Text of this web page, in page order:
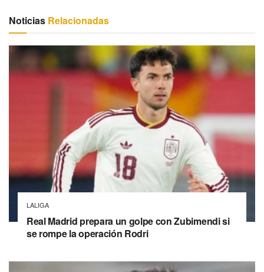
Noticias Relacionadas
LALIGA
Real Madrid prepara un golpe con Zubimendi si
se rompe la operación Rodri